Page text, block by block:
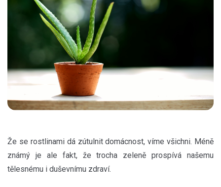
Že se rostlinami dá zútulnit domácnost, víme všichni. Méně
známý je ale fakt, že trocha zeleně prospívá našemu
tělesnému i duševnímu zdraví.